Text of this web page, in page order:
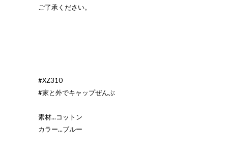
ご了承ください。
#XZ310
#家と外でキャップぜんぶ
素材...コットン
カラー...ブルー